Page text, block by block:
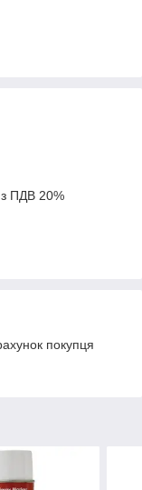
з ПДВ 20%
покупця